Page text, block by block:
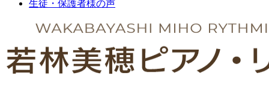
生徒・保護者様の声